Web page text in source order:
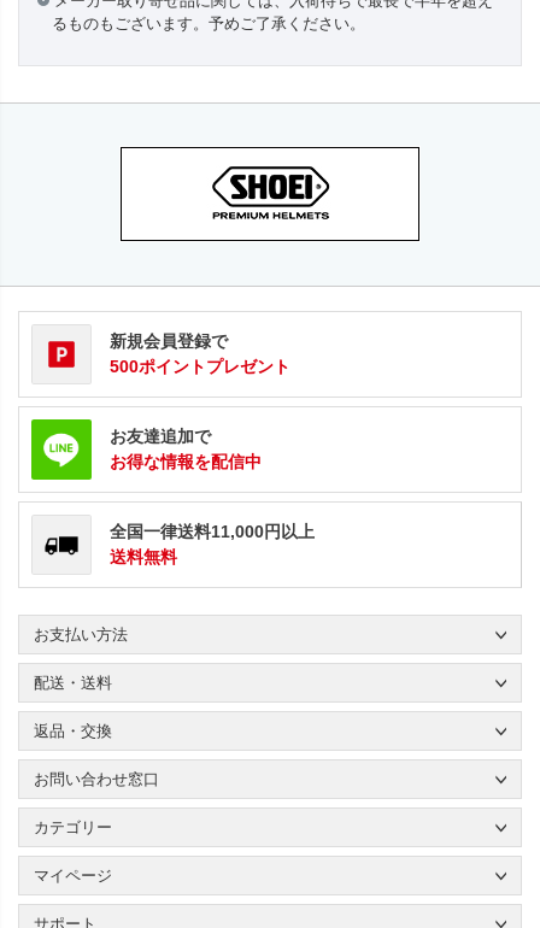
るものもございます。予めご了承ください。
新規会員登録で
500ポイントプレゼント
お友達追加で
お得な情報を配信中
全国一律送料11,000円以上
送料無料
お支払い方法
配送・送料
返品・交換
お問い合わせ窓口
カテゴリー
マイページ
サポート